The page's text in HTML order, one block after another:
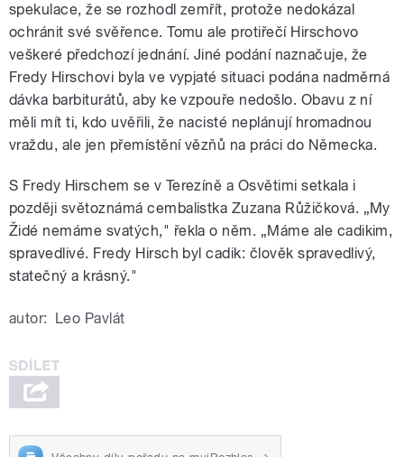
spekulace, že se rozhodl zemřít, protože nedokázal
ochránit své svěřence. Tomu ale protiřečí Hirschovo
veškeré předchozí jednání. Jiné podání naznačuje, že
Fredy Hirschovi byla ve vypjaté situaci podána nadměrná
dávka barbiturátů, aby ke vzpouře nedošlo. Obavu z ní
měli mít ti, kdo uvěřili, že nacisté neplánují hromadnou
vraždu, ale jen přemístění vězňů na práci do Německa.
S Fredy Hirschem se v Terezíně a Osvětimi setkala i
později světoznámá cembalistka Zuzana Růžičková. „My
Židé nemáme svatých," řekla o něm. „Máme ale cadikim,
spravedlivé. Fredy Hirsch byl cadik: člověk spravedlivý,
statečný a krásný."
autor: Leo Pavlát